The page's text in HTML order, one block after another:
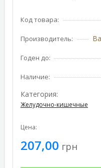
Код товара:
Производитель:
Годен до:
Наличие:
Категория:
Желудочно-кишечные
Цена:
207,00 грн